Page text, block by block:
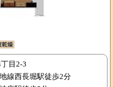
目2-3
線西長堀駅徒歩2分